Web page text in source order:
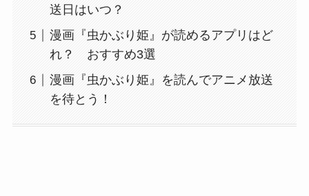
送日はいつ？
漫画『虫かぶり姫』が読めるアプリはど
れ？ おすすめ3選
漫画『虫かぶり姫』を読んでアニメ放送
を待とう！